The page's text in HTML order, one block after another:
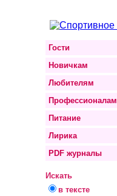
Гости
Новичкам
Любителям
Профессионалам
Питание
Лирика
PDF журналы
Искать
в тексте